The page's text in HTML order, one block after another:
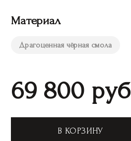
Материал
Драгоценная чёрная смола
69 800 руб
В КОРЗИНУ